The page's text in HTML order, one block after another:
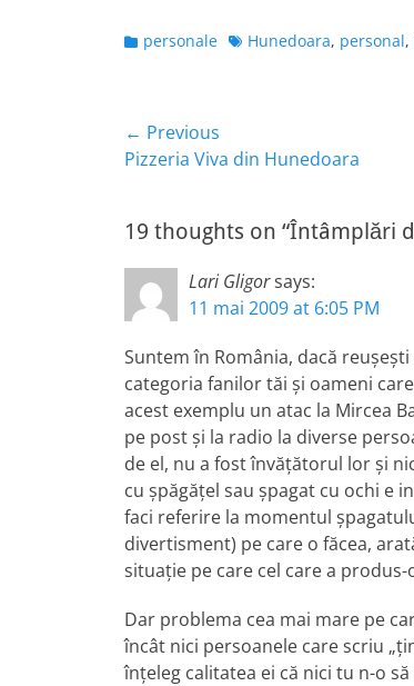
Categories
personale TagsHunedoara, personal,
Navigare
în
articole
← Previous
Previous
Pizzeria Viva din Hunedoara
19 thoughts on “Întâmplări
Lari Gligorsays:
11 mai 2009 at 6:05 PM
Suntem în România, dacă
categoria fanilor tăi şi oameni
acest exemplu un atac la Mircea
pe post şi la radio la diverse
de el, nu a fost învăţătorul lor şi
cu şpăgăţel sau şpagat cu ochi e
faci referire la momentul
divertisment) pe care o făcea,
situaţie pe care cel care a
Dar problema cea mai mare pe
încât nici persoanele care scriu
înţeleg calitatea ei că nici tu n-o să